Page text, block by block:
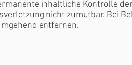
inhaltliche Kontrolle
nicht zumutbar. Bei
entfernen.